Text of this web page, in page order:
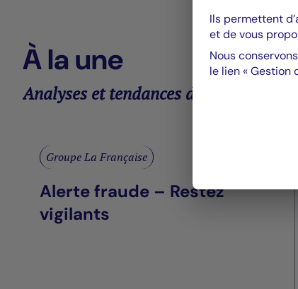
À la une
Analyses et tendances des marchés
Groupe La Française
Alerte fraude – Restez
vigilants
Ils permettent
et de vous
Nous
le lien « Gestion